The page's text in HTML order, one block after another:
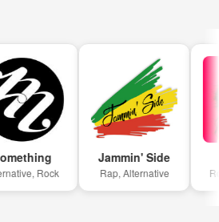
Rock
Jammin' Side
Rap, Alternative